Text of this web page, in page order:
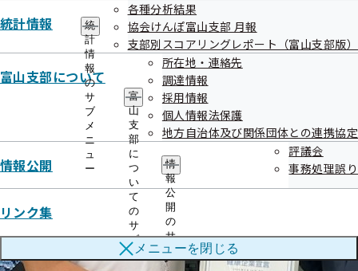
統計情報
統
計
情
報
の
サ
ブ
メ
ニ
ュ
ー
各種分析結果
協会けんぽ富山支部 月報
支部別スコアリングレポート（富山支部版）
富山支部について
富
山
支
部
に
つ
い
て
の
サ
ブ
メ
所在地・連絡先
調達情報
採用情報
個人情報法保護
地方自治体及び関係団体との連携協定
情報公開
情
報
公
開
の
サ
ブ
メ
評議会
事務処理誤り
リンク集
メニューを閉じる